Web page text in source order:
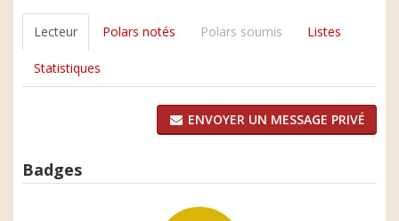
Lecteur Polars notés Polars soumis Listes
Statistiques
ENVOYER UN MESSAGE PRIVÉ
Badges